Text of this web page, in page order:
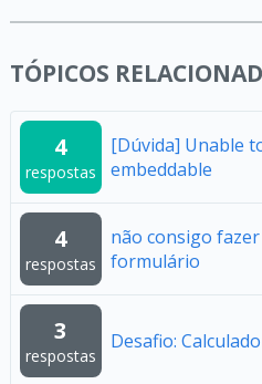
TÓPICOS
4
respostas
[Dúvida] Unable
embeddable
4
respostas
não consigo
formulário
3
respostas
Desafio: